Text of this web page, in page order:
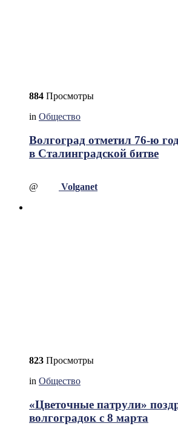
884 Просмотры
in Общество
Волгоград отметил 76-ю
в Сталинградской битве
@ Volganet
823 Просмотры
in Общество
«Цветочные патрули»
волгоградок с 8 марта